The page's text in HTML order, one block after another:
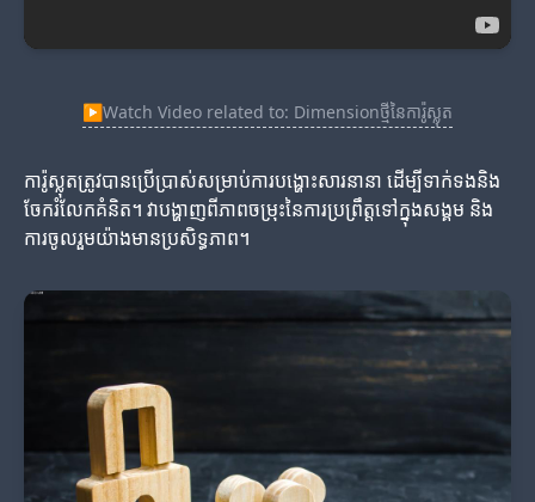
▶Watch Video related to: Dimensionថ្មីនៃការ៉ូស្លុត
ការ៉ូស្លុតត្រូវបានប្រើប្រាស់សម្រាប់ការបង្ហោះសារនានា ដើម្បីទាក់ទងនិង
ចែករំលែកគំនិត។ វាបង្ហាញពីភាពចម្រុះនៃការប្រព្រឹត្តទៅក្នុងសង្គម និង
ការចូលរួមយ៉ាងមានប្រសិទ្ធភាព។